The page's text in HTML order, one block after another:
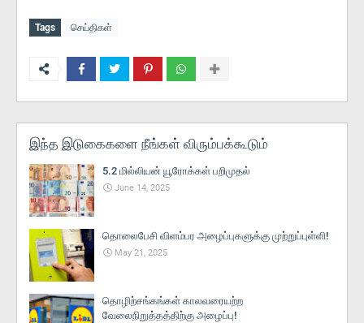
Tags செய்திகள்
இந்த இடுகைகளை நீங்கள் விரும்பக்கூடும்
5.2 மில்லியன் யூரோக்கள் பறிமுதல்
June 14, 2025
தொலைபேசி விளம்பர அழைப்புகளுக்கு முற்றுப்புள்ளி!
May 21, 2025
தொழிற்சங்கங்கள் காலவரையற்ற
வேலைநிறுத்தத்திற்கு அழைப்பு!